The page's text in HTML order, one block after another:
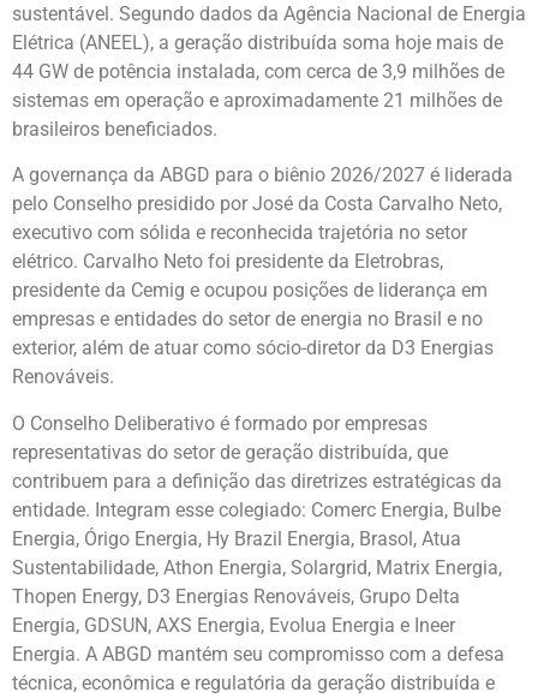
sustentável. Segundo dados da Agência Nacional de Energia
Elétrica (ANEEL), a geração distribuída soma hoje mais de
44 GW de potência instalada, com cerca de 3,9 milhões de
sistemas em operação e aproximadamente 21 milhões de
brasileiros beneficiados.
A governança da ABGD para o biênio 2026/2027 é liderada
pelo Conselho presidido por José da Costa Carvalho Neto,
executivo com sólida e reconhecida trajetória no setor
elétrico. Carvalho Neto foi presidente da Eletrobras,
presidente da Cemig e ocupou posições de liderança em
empresas e entidades do setor de energia no Brasil e no
exterior, além de atuar como sócio-diretor da D3 Energias
Renováveis.
O Conselho Deliberativo é formado por empresas
representativas do setor de geração distribuída, que
contribuem para a definição das diretrizes estratégicas da
entidade. Integram esse colegiado: Comerc Energia, Bulbe
Energia, Órigo Energia, Hy Brazil Energia, Brasol, Atua
Sustentabilidade, Athon Energia, Solargrid, Matrix Energia,
Thopen Energy, D3 Energias Renováveis, Grupo Delta
Energia, GDSUN, AXS Energia, Evolua Energia e Ineer
Energia. A ABGD mantém seu compromisso com a defesa
técnica, econômica e regulatória da geração distribuída e